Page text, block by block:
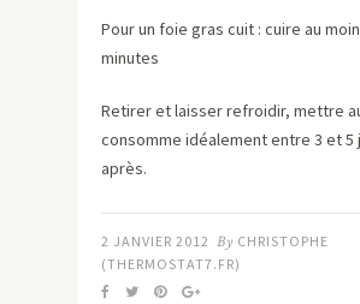
Pour un foie gras cuit : cuire au
minutes
Retirer et laisser refroidir, mettre
consomme idéalement entre 3 et 5
après.
2 JANVIER 2012 By CHRISTOPHE
(THERMOSTAT7.FR)